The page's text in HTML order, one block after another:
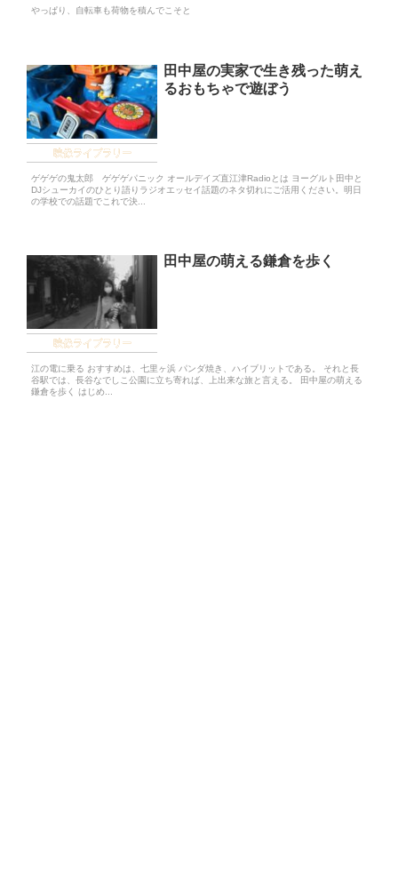
やっぱり、自転車も荷物を積んでこそと
映像ライブラリー
田中屋の実家で生き残った萌え
るおもちゃで遊ぼう
ゲゲゲの鬼太郎 ゲゲゲパニック オールデイズ直江津Radioとは ヨーグルト田中と
DJシューカイのひとり語りラジオエッセイ話題のネタ切れにご活用ください。明日
の学校での話題でこれで決...
映像ライブラリー
田中屋の萌える鎌倉を歩く
江の電に乗る おすすめは、七里ヶ浜 パンダ焼き、ハイブリットである。 それと長
谷駅では、長谷なでしこ公園に立ち寄れば、上出来な旅と言える。 田中屋の萌える
鎌倉を歩く はじめ...